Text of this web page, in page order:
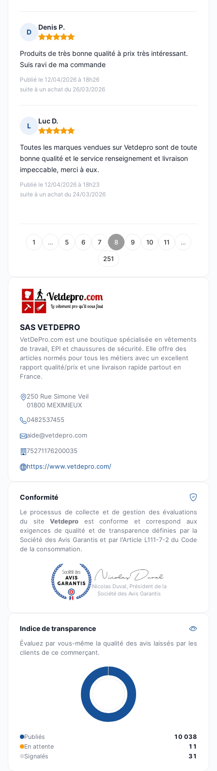
D
Denis P.
Note : 5 sur 5
Publié le 12/04/2026 à 18h26
suite à un achat du 26/03/2026
Produits de très bonne qualité à prix très intéressant.
Suis ravi de ma commande
L
Luc D.
Note : 5 sur 5
Publié le 12/04/2026 à 18h23
suite à un achat du 24/03/2026
Toutes les marques vendues sur Vetdepro sont de toute
bonne qualité et le service renseignement et livraison
impeccable, merci à eux.
1 … 5 6 7 8 9 10 11 …
251
SAS VETDEPRO
VetDePro.com est une boutique spécialisée en vêtements
de travail, EPI et chaussures de sécurité. Elle offre des
articles normés pour tous les métiers avec un excellent
rapport qualité/prix et une livraison rapide partout en
France.
250 Rue Simone Veil
01800 MEXIMIEUX
0482537455
aide@vetdepro.com
75271176200035
https://www.vetdepro.com/
Conformité
Le processus de collecte et de gestion des évaluations
du siteVetdepro est conforme et correspond aux
exigences de qualité et de transparence définies par la
Société des Avis Garantis et par l'Article L111-7-2 du Code
de la consommation.
Nicolas Duval, Président de la
Société des Avis Garantis
Indice de transparence
Évaluez par vous-même la qualité des avis laissés par les
clients de ce commerçant.
Publiés
10 038
En attente
11
Signalés
31